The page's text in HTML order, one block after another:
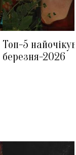
Топ-5
березня-2026